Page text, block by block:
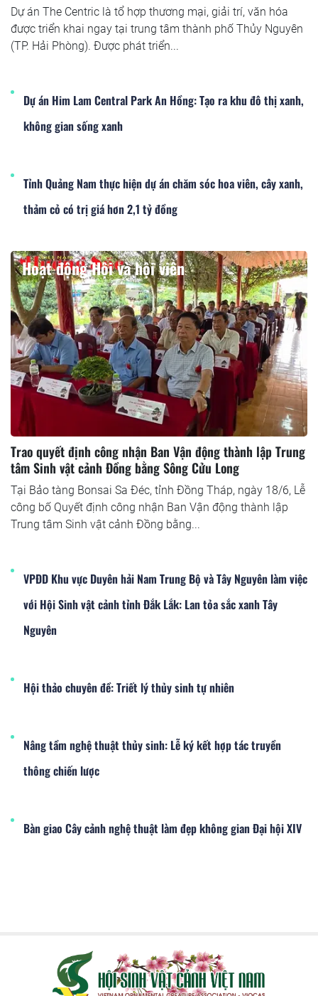
Dự án The Centric là tổ hợp thương mại, giải trí, văn hóa
được triển khai ngay tại trung tâm thành phố Thủy Nguyên
(TP. Hải Phòng). Được phát triển...
Dự án Him Lam Central Park An Hồng: Tạo ra khu đô thị xanh,
không gian sống xanh
Tỉnh Quảng Nam thực hiện dự án chăm sóc hoa viên, cây xanh,
thảm cỏ có trị giá hơn 2,1 tỷ đồng
Hoạt động Hội và hội viên
Trao quyết định công nhận Ban Vận động thành lập Trung
tâm Sinh vật cảnh Đồng bằng Sông Cửu Long
Tại Bảo tàng Bonsai Sa Đéc, tỉnh Đồng Tháp, ngày 18/6, Lễ
công bố Quyết định công nhận Ban Vận động thành lập
Trung tâm Sinh vật cảnh Đồng bằng...
VPĐD Khu vực Duyên hải Nam Trung Bộ và Tây Nguyên làm việc
với Hội Sinh vật cảnh tỉnh Đắk Lắk: Lan tỏa sắc xanh Tây
Nguyên
Hội thảo chuyên đề: Triết lý thủy sinh tự nhiên
Nâng tầm nghệ thuật thủy sinh: Lễ ký kết hợp tác truyền
thông chiến lược
Bàn giao Cây cảnh nghệ thuật làm đẹp không gian Đại hội XIV